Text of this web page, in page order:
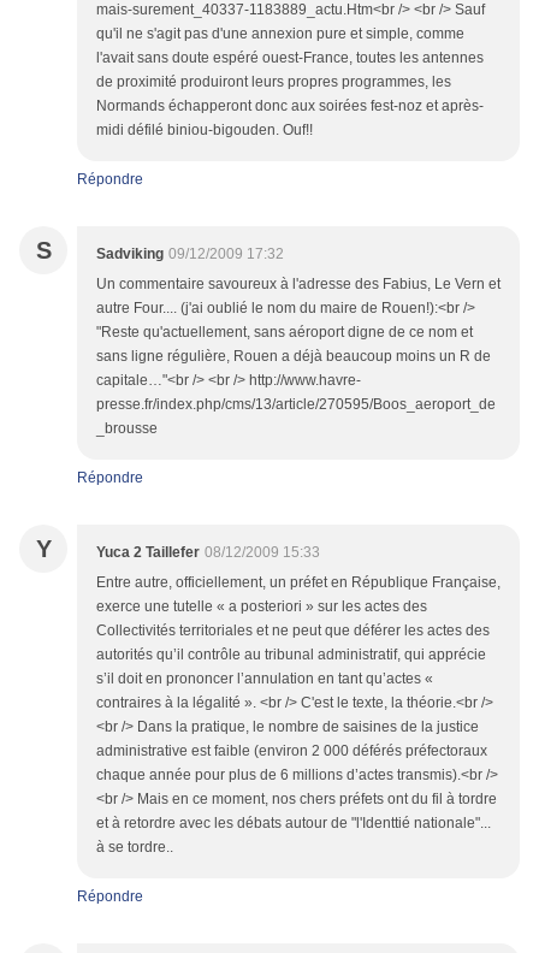
mais-surement_40337-1183889_actu.Htm<br /> <br /> Sauf
qu'il ne s'agit pas d'une annexion pure et simple, comme
l'avait sans doute espéré ouest-France, toutes les antennes
de proximité produiront leurs propres programmes, les
Normands échapperont donc aux soirées fest-noz et après-
midi défilé biniou-bigouden. Ouf!!
Répondre
S Sadviking 09/12/2009 17:32
Un commentaire savoureux à l'adresse des Fabius, Le Vern et
autre Four.... (j'ai oublié le nom du maire de Rouen!):<br />
"Reste qu'actuellement, sans aéroport digne de ce nom et
sans ligne régulière, Rouen a déjà beaucoup moins un R de
capitale…"<br /> <br /> http://www.havre-
presse.fr/index.php/cms/13/article/270595/Boos_aeroport_de
_brousse
Répondre
Y Yuca 2 Taillefer 08/12/2009 15:33
Entre autre, officiellement, un préfet en République Française,
exerce une tutelle « a posteriori » sur les actes des
Collectivités territoriales et ne peut que déférer les actes des
autorités qu’il contrôle au tribunal administratif, qui apprécie
s’il doit en prononcer l’annulation en tant qu’actes «
contraires à la légalité ». <br /> C'est le texte, la théorie.<br />
<br /> Dans la pratique, le nombre de saisines de la justice
administrative est faible (environ 2 000 déférés préfectoraux
chaque année pour plus de 6 millions d’actes transmis).<br />
<br /> Mais en ce moment, nos chers préfets ont du fil à tordre
et à retordre avec les débats autour de "l'Identtié nationale"...
à se tordre..
Répondre